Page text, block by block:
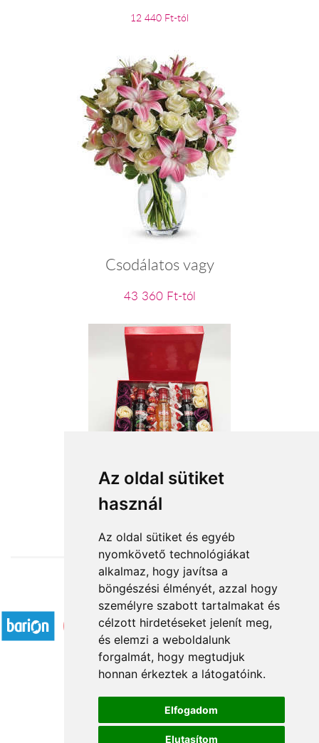
Az oldal sütiket
használ
Az oldal sütiket és egyéb
nyomkövető technológiákat
alkalmaz, hogy javítsa a
böngészési élményét, azzal hogy
személyre szabott tartalmakat és
célzott hirdetéseket jelenít meg,
és elemzi a weboldalunk
forgalmát, hogy megtudjuk
honnan érkeztek a látogatóink.
Elfogadom
Elutasítom
12 440 Ft-tól
Csodálatos vagy
43 360 Ft-tól
ROYAL ajándék csomag
20 240 Ft-tól
Elfogadott fizetési módok
Á.SZ.F.
Impresszum